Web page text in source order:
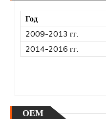
Год
2009-2013 гг.
2014-2016 гг.
ОЕМ